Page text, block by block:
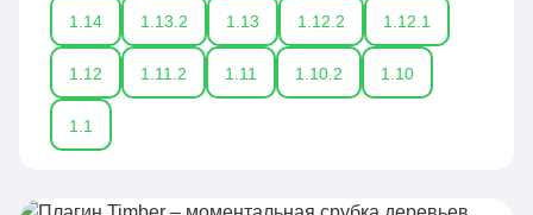
1.14 1.13.2 1.13 1.12.2 1.12.1
1.12 1.11.2 1.11 1.10.2 1.10
1.1